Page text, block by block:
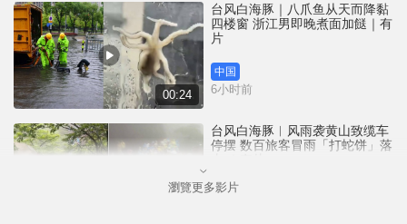
00:24
台风白海豚｜八爪鱼从天而降黏
四楼窗 浙江男即晚煮面加餸｜有
片
中国
6小时前
台风白海豚︱风雨袭黄山致缆车
停摆 数百旅客冒雨「打蛇饼」落
中国
瀏覽更多影片